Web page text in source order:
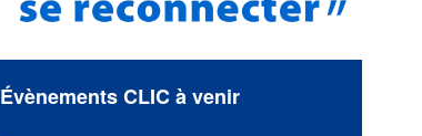
Évènements CLIC à venir